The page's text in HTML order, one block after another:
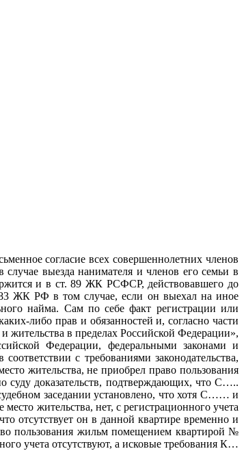
согласие всех совершеннолетних членов
выезда нанимателя и членов его семьи в
и в ст. 89 ЖК РСФСР, действовавшего до
ЖК РФ в том случае, если он выехал на иное
найма. Сам по себе факт регистрации или
либо прав и обязанностей и, согласно части
жительства в пределах Российской Федерации»,
Федерации, федеральными законами и
с требованиями законодательства,
жительства, не приобрел право пользования
доказательств, подтверждающих, что С…..
заседании установлено, что хотя С…… и
жительства, нет, с регистрационного учета
отсутствует он в данной квартире временно и
пользования жильм помещением квартирой №
учета отсутствуют, а исковые требования К…